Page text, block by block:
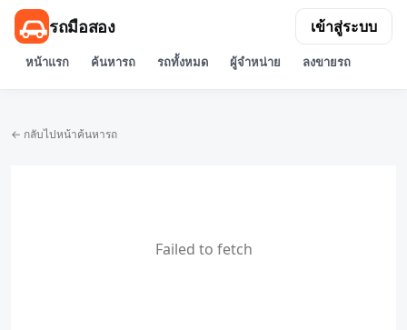
รถมือสอง
หน้าแรก ค้นหารถ รถทั้งหมด ผู้จำหน่าย ลงขายรถ
เข้าสู่ระบบ
← กลับไปหน้าค้นหารถ
Failed to fetch